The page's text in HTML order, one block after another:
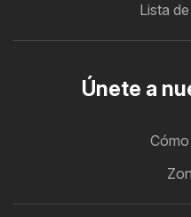
Lista
Únete a